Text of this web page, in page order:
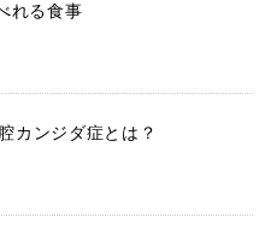
れる食事
カンジダ症とは？